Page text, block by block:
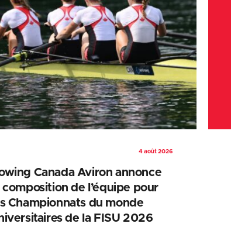
4 août 2026
Canada Aviron annonce
composition de l’équipe pour
Championnats du monde
de la FISU 2026